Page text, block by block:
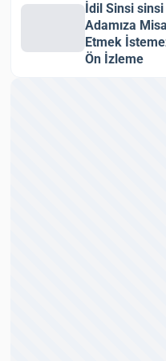
İdil Sinsi sinsi
Adamıza
Etmek
Ön İzleme